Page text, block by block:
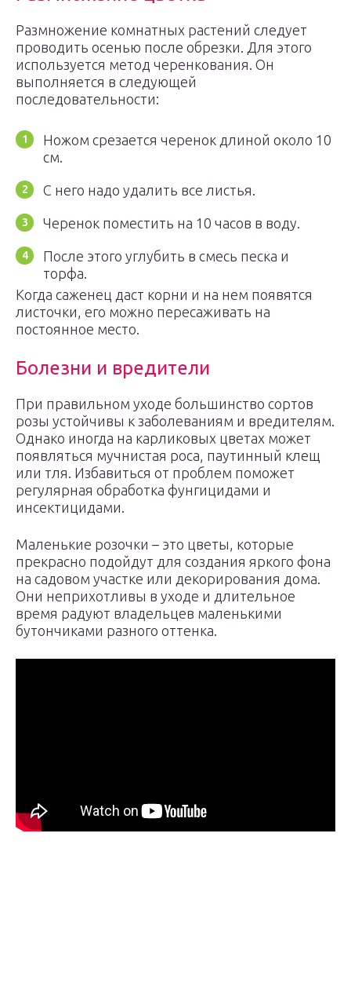
Размножение комнатных растений следует
проводить осенью после обрезки. Для этого
используется метод черенкования. Он
выполняется в следующей
последовательности:
Ножом срезается черенок длиной около 10
см.
С него надо удалить все листья.
Черенок поместить на 10 часов в воду.
После этого углубить в смесь песка и
торфа.
Когда саженец даст корни и на нем появятся
листочки, его можно пересаживать на
постоянное место.
Болезни и вредители
При правильном уходе большинство сортов
розы устойчивы к заболеваниям и вредителям.
Однако иногда на карликовых цветах может
появляться мучнистая роса, паутинный клещ
или тля. Избавиться от проблем поможет
регулярная обработка фунгицидами и
инсектицидами.
Маленькие розочки – это цветы, которые
прекрасно подойдут для создания яркого фона
на садовом участке или декорирования дома.
Они неприхотливы в уходе и длительное
время радуют владельцев маленькими
бутончиками разного оттенка.